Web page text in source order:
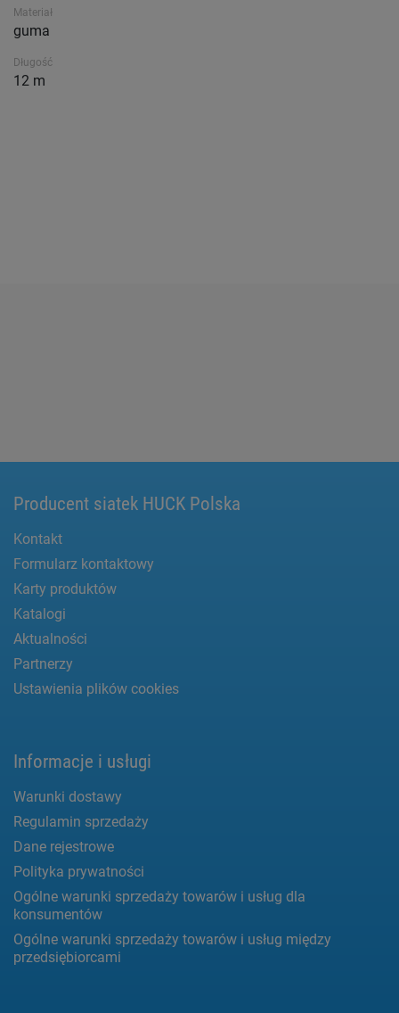
Materiał
guma
Długość
12 m
Producent siatek HUCK Polska
Kontakt
Formularz kontaktowy
Karty produktów
Katalogi
Aktualności
Partnerzy
Ustawienia plików cookies
Informacje i usługi
Warunki dostawy
Regulamin sprzedaży
Dane rejestrowe
Polityka prywatności
Ogólne warunki sprzedaży towarów i usług dla
konsumentów
Ogólne warunki sprzedaży towarów i usług między
przedsiębiorcami